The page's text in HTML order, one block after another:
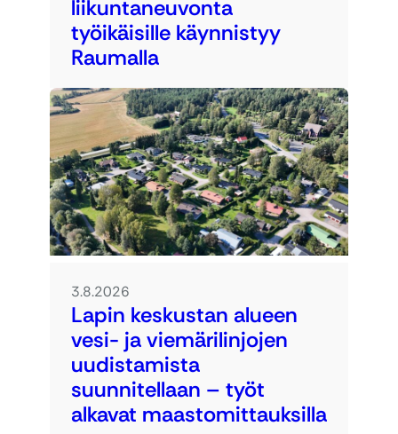
liikuntaneuvonta
työikäisille käynnistyy
Raumalla
3.8.2026
Lapin keskustan alueen
vesi- ja viemärilinjojen
uudistamista
suunnitellaan – työt
alkavat maastomittauksilla